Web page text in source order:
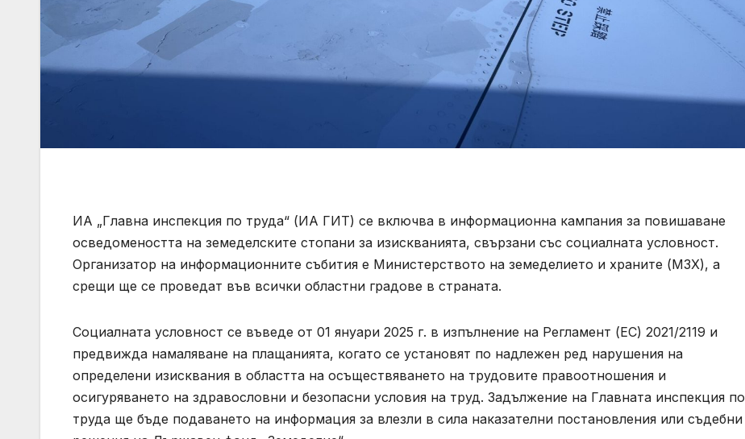
ИА „Главна инспекция по труда“ (ИА ГИТ) се включва в информационна кампания за повишаване
осведомеността на земеделските стопани за изискванията, свързани със социалната условност.
Организатор на информационните събития е Министерството на земеделието и храните (МЗХ), а
срещи ще се проведат във всички областни градове в страната.
Социалната условност се въведе от 01 януари 2025 г. в изпълнение на Регламент (ЕС) 2021/2119 и
предвижда намаляване на плащанията, когато се установят по надлежен ред нарушения на
определени изисквания в областта на осъществяването на трудовите правоотношения и
осигуряването на здравословни и безопасни условия на труд. Задължение на Главната инспекция по
труда ще бъде подаването на информация за влезли в сила наказателни постановления или съдебни